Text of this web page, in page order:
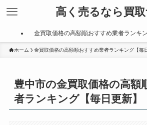
高く売るなら買
金買取価格の高額順おすすめ業者ランキ
ホーム 金買取価格の高額順おすすめ業者ランキング【毎
豊中市の金買取価格の高額
者ランキング【毎日更新】